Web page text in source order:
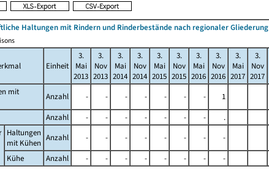
Haltungen mit Rindern und Rinderbestände nach regionaler Gliederung
Einheit
3.
Mai
2013
3.
Nov
2013
3.
Mai
2014
3.
Nov
2014
3.
Mai
2015
3.
Nov
2015
3.
Mai
2016
3.
Nov
2016
3.
Mai
2017
3.
Nov
2017
mit
Anzahl - - - - - - -
1
Anzahl - - - - - - -
.
Haltungen
mit Kühen
Anzahl - - - - - - -
-
Kühe
Anzahl - - - - - - - -